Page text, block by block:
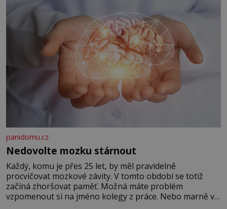
panidomu.cz
Nedovolte mozku stárnout
Každý, komu je přes 25 let, by měl pravidelně
procvičovat mozkové závity. V tomto období se totiž
začíná zhoršovat paměť. Možná máte problém
vzpomenout si na jméno kolegy z práce. Nebo marně v